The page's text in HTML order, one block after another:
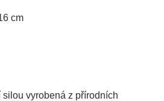
cm
vyrobená z přírodních